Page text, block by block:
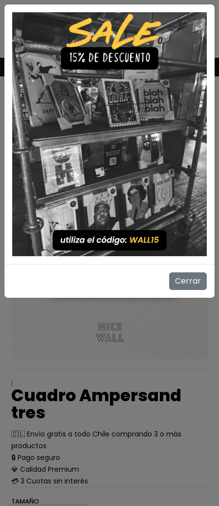
Envío Gratis a todo Chile comprando 3 o más productos
|
Cuadro Ampersand
tres
🇨🇱 Envío gratis a todo Chile comprando 3 o más
productos
🔒 Pago seguro
💎 Calidad Premium
💳 3 Cuotas sin interés
TAMAÑO
Cerrar